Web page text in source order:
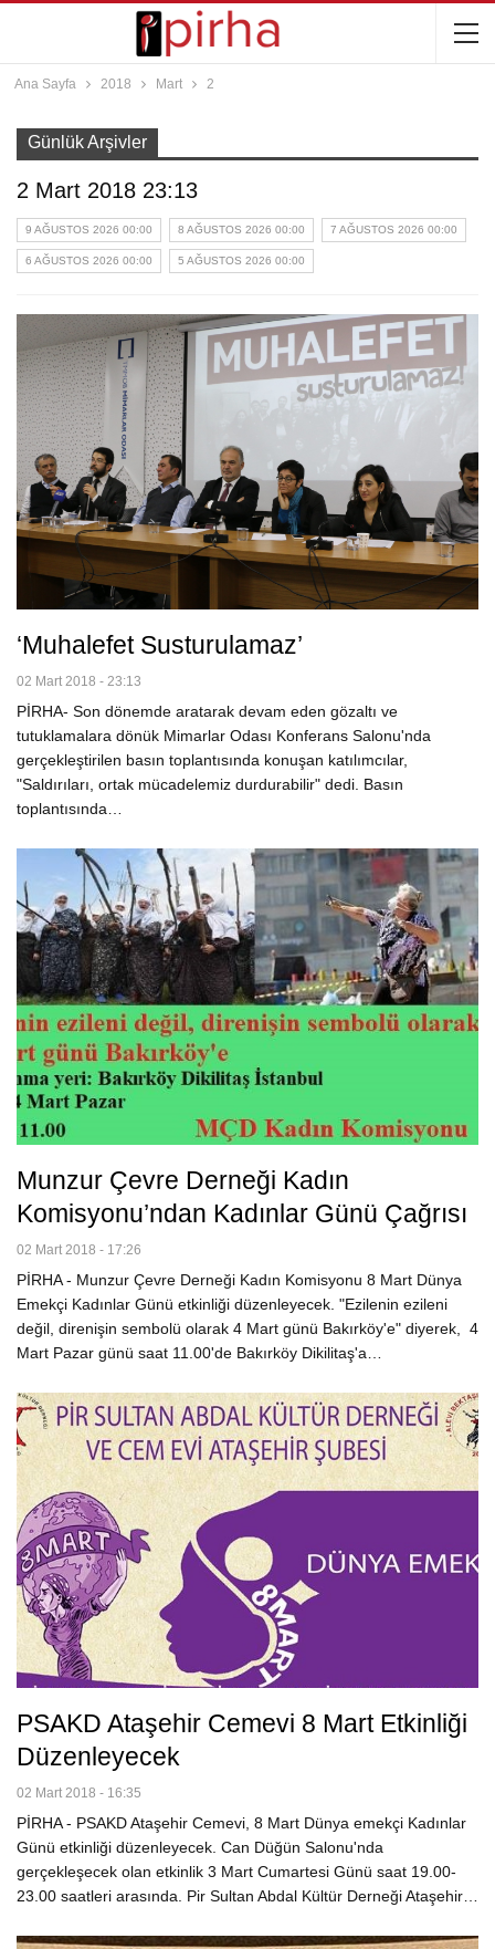
Ana Sayfa 2018 Mart 2
Günlük Arşivler
2 Mart 2018 23:13
9 AĞUSTOS 2026 00:00 8 AĞUSTOS 2026 00:00 7 AĞUSTOS 2026 00:00
6 AĞUSTOS 2026 00:00 5 AĞUSTOS 2026 00:00
‘Muhalefet Susturulamaz’
02 Mart 2018 - 23:13
PİRHA- Son dönemde aratarak devam eden gözaltı ve
tutuklamalara dönük Mimarlar Odası Konferans Salonu'nda
gerçekleştirilen basın toplantısında konuşan katılımcılar,
"Saldırıları, ortak mücadelemiz durdurabilir" dedi. Basın
toplantısında…
Munzur Çevre Derneği Kadın
Komisyonu’ndan Kadınlar Günü Çağrısı
02 Mart 2018 - 17:26
PİRHA - Munzur Çevre Derneği Kadın Komisyonu 8 Mart Dünya
Emekçi Kadınlar Günü etkinliği düzenleyecek. "Ezilenin ezileni
değil, direnişin sembolü olarak 4 Mart günü Bakırköy'e" diyerek, 4
Mart Pazar günü saat 11.00'de Bakırköy Dikilitaş'a…
PSAKD Ataşehir Cemevi 8 Mart Etkinliği
Düzenleyecek
02 Mart 2018 - 16:35
PİRHA - PSAKD Ataşehir Cemevi, 8 Mart Dünya emekçi Kadınlar
Günü etkinliği düzenleyecek. Can Düğün Salonu'nda
gerçekleşecek olan etkinlik 3 Mart Cumartesi Günü saat 19.00-
23.00 saatleri arasında. Pir Sultan Abdal Kültür Derneği Ataşehir…